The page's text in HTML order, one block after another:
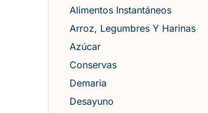
Alimentos Instantáneos
Arroz, Legumbres Y Harinas
Azúcar
Conservas
Demaria
Desayuno